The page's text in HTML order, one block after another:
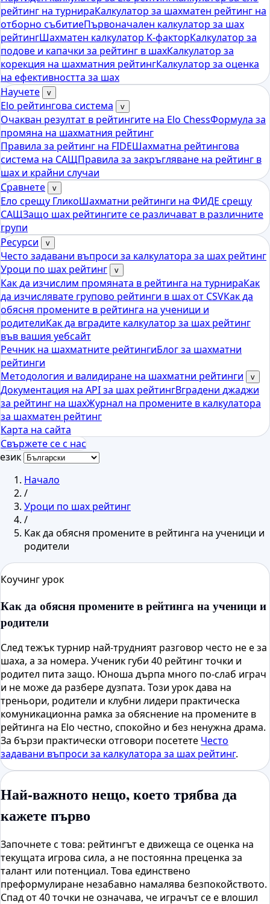
рейтинг на турнираКалкулатор за шахматен рейтинг на
отборно събитиеПървоначален калкулатор за шах
рейтингШахматен калкулатор K-факторКалкулатор за
подове и капачки за рейтинг в шахКалкулатор за
корекция на шахматния рейтингКалкулатор за оценка
на ефективността за шах
Научете
v
Elo рейтингова система v
Очакван резултат в рейтингите на Elo ChessФормула за
промяна на шахматния рейтинг
Правила за рейтинг на FIDEШахматна рейтингова
система на САЩПравила за закръгляване на рейтинг в
шах и крайни случаи
Сравнете
v
Ело срещу ГликоШахматни рейтинги на ФИДЕ срещу
САЩЗащо шах рейтингите се различават в различните
групи
Ресурси
v
Често задавани въпроси за калкулатора за шах рейтинг
Уроци по шах рейтинг
v
Как да изчислим промяната в рейтинга на турнираКак
да изчислявате групово рейтинги в шах от CSVКак да
обясня промените в рейтинга на ученици и
родителиКак да вградите калкулатор за шах рейтинг
във вашия уебсайт
Речник на шахматните рейтингиБлог за шахматни
рейтинги
Методология и валидиране на шахматни рейтинги
v
Документация на API за шах рейтингВградени джаджи
за рейтинг на шахЖурнал на промените в калкулатора
за шахматен рейтинг
Карта на сайта
Свържете се с нас
език
Начало
/
Уроци по шах рейтинг
/
Как да обясня промените в рейтинга на ученици и
родители
Коучинг урок
Как да обясня промените в рейтинга на ученици и
родители
След тежък турнир най-трудният разговор често не е за
шаха, а за номера. Ученик губи 40 рейтинг точки и
родител пита защо. Юноша дърпа много по-слаб играч
и не може да разбере дузпата. Този урок дава на
треньори, родители и клубни лидери практическа
комуникационна рамка за обяснение на промените в
рейтинга на Elo честно, спокойно и без ненужна драма.
За бързи практически отговори посетете Често
задавани въпроси за калкулатора за шах рейтинг.
Най-важното нещо, което трябва да
кажете първо
Започнете с това: рейтингът е движеща се оценка на
текущата игрова сила, а не постоянна преценка за
талант или потенциал. Това единствено
преформулиране незабавно намалява безпокойството.
Спад от 40 точки не означава, че играчът се е влошил